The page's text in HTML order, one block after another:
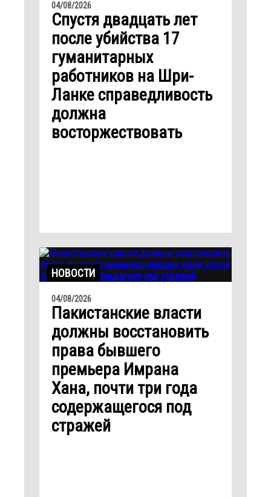
04/08/2026
Спустя двадцать лет
после убийства 17
гуманитарных
работников на Шри-
Ланке справедливость
должна
восторжествовать
НОВОСТИ
04/08/2026
Пакистанские власти
должны восстановить
права бывшего
премьера Имрана
Хана, почти три года
содержащегося под
стражей